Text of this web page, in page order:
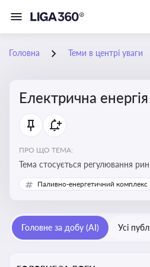
Головна Теми в центрі уваги
Електрична енергія
ПРО ЩО ТЕМА:
Тема стосується регулювання
включаючи її виробництво,
стимули для відновлюваної
Паливно-енергетичний комплекс
Головне за добу (AI) Усі